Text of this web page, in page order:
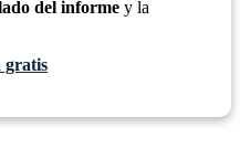
del informe y la
gratis